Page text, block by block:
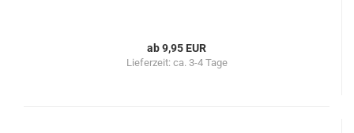
ab 9,95 EUR
Lieferzeit: ca. 3-4 Tage